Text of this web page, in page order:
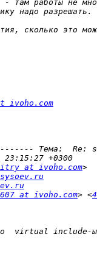
ivoho.com
at ivoho.com
at ivoho.com> <